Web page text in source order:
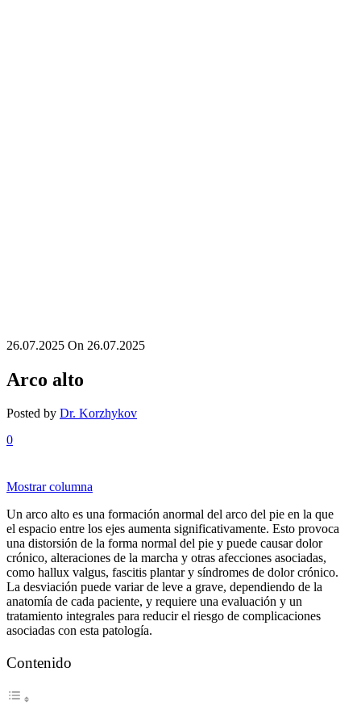
26.07.2025 On 26.07.2025
Arco alto
Posted by Dr. Korzhykov
0
Mostrar columna
Un arco alto es una formación anormal del arco del pie en la que
el espacio entre los ejes aumenta significativamente. Esto provoca
una distorsión de la forma normal del pie y puede causar dolor
crónico, alteraciones de la marcha y otras afecciones asociadas,
como hallux valgus, fascitis plantar y síndromes de dolor crónico.
La desviación puede variar de leve a grave, dependiendo de la
anatomía de cada paciente, y requiere una evaluación y un
tratamiento integrales para reducir el riesgo de complicaciones
asociadas con esta patología.
Contenido